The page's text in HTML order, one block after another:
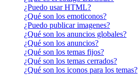
¿Puedo usar HTML?
¿Qué son los emoticonos?
¿Puedo publicar imagenes?
¿Qué son los anuncios globales?
¿Qué son los anuncios?
¿Qué son los temas fijos?
¿Qué son los temas cerrados?
¿Qué son los iconos para los temas?